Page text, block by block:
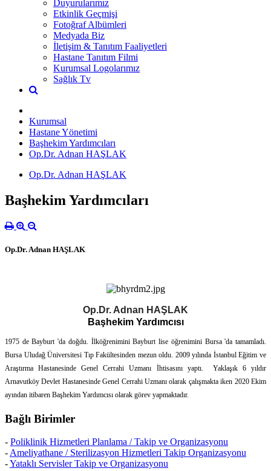
Duyurularımız
Etkinlik Geçmişi
Fotoğraf Albümleri
Medyada Biz
İletişim & Tanıtım Faaliyetleri
Hastane Tanıtım Filmi
Kurumsal Logolarımız
Sağlık Tv
Kurumsal
Hastane Yönetimi
Başhekim Yardımcıları
Op.Dr. Adnan HAŞLAK
Op.Dr. Adnan HAŞLAK
Başhekim Yardımcıları
Op.Dr. Adnan HAŞLAK
Op.Dr. Adnan HAŞLAK
Başhekim Yardımcısı
1975 de Bayburt 'da doğdu. İlköğrenimini Bayburt lise öğrenimini Bursa 'da tamamladı.
Bursa Uludağ Üniversitesi Tıp Fakültesinden mezun oldu. 2009 yılında İstanbul Eğitim ve
Araştırma Hastanesinde Genel Cerrahi Uzmanı İhtisasını yaptı.  Yaklaşık 6 yıldır
Arnavutköy Devlet Hastanesinde Genel Cerrahi Uzmanı olarak çalışmakta iken 2020 Ekim
Bağlı Birimler
- Poliklinik Hizmetleri Planlama / Takip ve Organizasyonu
- Ameliyathane / Sterilizasyon Hizmetleri Takip Organizasyonu
-Yataklı Servisler Takip ve Organizasyonu